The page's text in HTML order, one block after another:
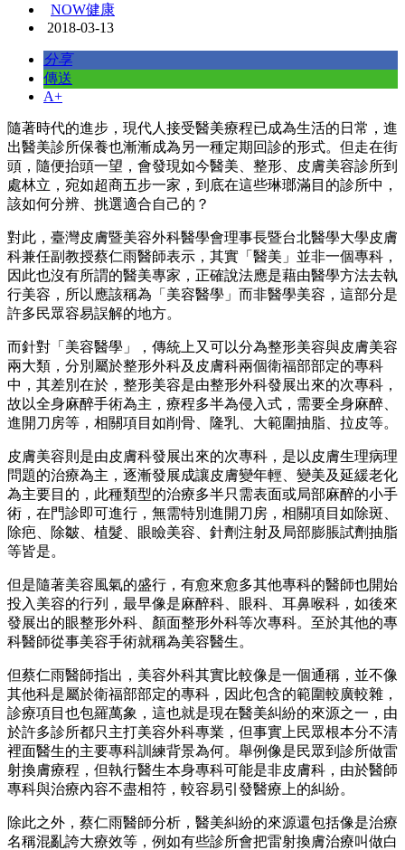
NOW健康
2018-03-13
分享
傳送
A+
隨著時代的進步，現代人接受醫美療程已成為生活的日常，進
出醫美診所保養也漸漸成為另一種定期回診的形式。但走在街
頭，隨便抬頭一望，會發現如今醫美、整形、皮膚美容診所到
處林立，宛如超商五步一家，到底在這些琳瑯滿目的診所中，
該如何分辨、挑選適合自己的？
對此，臺灣皮膚暨美容外科醫學會理事長暨台北醫學大學皮膚
科兼任副教授蔡仁雨醫師表示，其實「醫美」並非一個專科，
因此也沒有所謂的醫美專家，正確說法應是藉由醫學方法去執
行美容，所以應該稱為「美容醫學」而非醫學美容，這部分是
許多民眾容易誤解的地方。
而針對「美容醫學」，傳統上又可以分為整形美容與皮膚美容
兩大類，分別屬於整形外科及皮膚科兩個衛福部部定的專科
中，其差別在於，整形美容是由整形外科發展出來的次專科，
故以全身麻醉手術為主，療程多半為侵入式，需要全身麻醉、
進開刀房等，相關項目如削骨、隆乳、大範圍抽脂、拉皮等。
皮膚美容則是由皮膚科發展出來的次專科，是以皮膚生理病理
問題的治療為主，逐漸發展成讓皮膚變年輕、變美及延緩老化
為主要目的，此種類型的治療多半只需表面或局部麻醉的小手
術，在門診即可進行，無需特別進開刀房，相關項目如除斑、
除疤、除皺、植髮、眼瞼美容、針劑注射及局部膨脹試劑抽脂
等皆是。
但是隨著美容風氣的盛行，有愈來愈多其他專科的醫師也開始
投入美容的行列，最早像是麻醉科、眼科、耳鼻喉科，如後來
發展出的眼整形外科、顏面整形外科等次專科。至於其他的專
科醫師從事美容手術就稱為美容醫生。
但蔡仁雨醫師指出，美容外科其實比較像是一個通稱，並不像
其他科是屬於衛福部部定的專科，因此包含的範圍較廣較雜，
診療項目也包羅萬象，這也就是現在醫美糾紛的來源之一，由
於許多診所都只主打美容外科專業，但事實上民眾根本分不清
裡面醫生的主要專科訓練背景為何。舉例像是民眾到診所做雷
射換膚療程，但執行醫生本身專科可能是非皮膚科，由於醫師
專科與治療內容不盡相符，較容易引發醫療上的糾紛。
除此之外，蔡仁雨醫師分析，醫美糾紛的來源還包括像是治療
名稱混亂誇大療效等，例如有些診所會把雷射換膚治療叫做白